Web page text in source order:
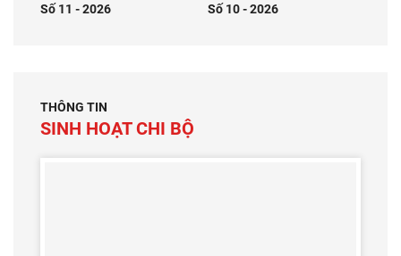
Số 11 - 2026 Số 10 - 2026
THÔNG TIN
SINH HOẠT CHI BỘ